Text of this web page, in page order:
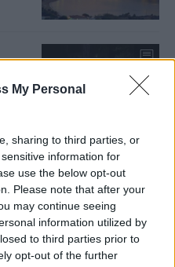
My Personal
sharing to third parties, or
information for
use the below opt-out
Please note that after your
may continue seeing
information utilized by
to third parties prior to
opt-out of the further
το
21